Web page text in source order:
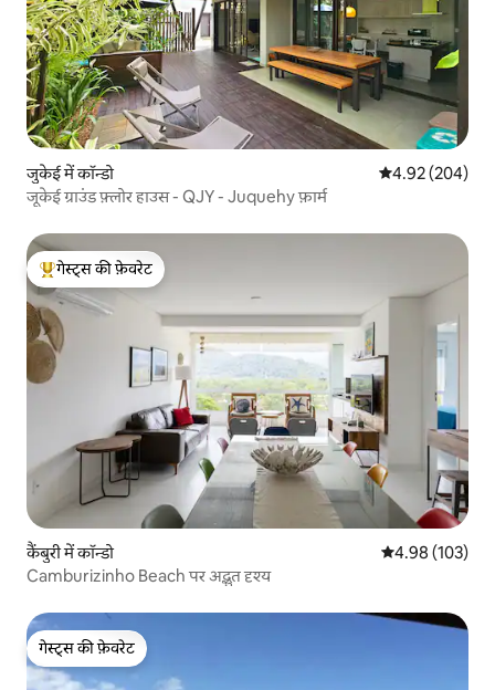
जुकेई में कॉन्डो औसत रेटिंग 5 में से
4.92 (204)
जूकेई ग्राउंड फ़्लोर हाउस - QJY - Juquehy फ़ार्म
गेस्ट्स का टॉप फ़ेवरेट
गेस्ट्स की फ़ेवरेट
कैंबुरी में कॉन्डो औसत रेटिंग 5 में से
4.98 (103)
Camburizinho Beach पर अद्भुत दृश्य
गेस्ट्स की फ़ेवरेट
गेस्ट्स की फ़ेवरेट